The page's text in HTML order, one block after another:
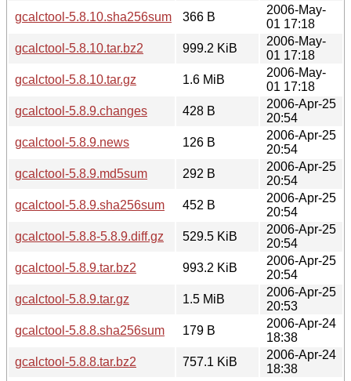
gcalctool-5.8.10.sha256sum
366 B
2006-May-
01 17:18
gcalctool-5.8.10.tar.bz2
999.2 KiB
2006-May-
01 17:18
gcalctool-5.8.10.tar.gz
1.6 MiB
2006-May-
01 17:18
gcalctool-5.8.9.changes
428 B
2006-Apr-25
20:54
gcalctool-5.8.9.news
126 B
2006-Apr-25
20:54
gcalctool-5.8.9.md5sum
292 B
2006-Apr-25
20:54
gcalctool-5.8.9.sha256sum
452 B
2006-Apr-25
20:54
gcalctool-5.8.8-5.8.9.diff.gz
529.5 KiB
2006-Apr-25
20:54
gcalctool-5.8.9.tar.bz2
993.2 KiB
2006-Apr-25
20:54
gcalctool-5.8.9.tar.gz
1.5 MiB
2006-Apr-25
20:53
gcalctool-5.8.8.sha256sum
179 B
2006-Apr-24
18:38
gcalctool-5.8.8.tar.bz2
757.1 KiB
2006-Apr-24
18:38